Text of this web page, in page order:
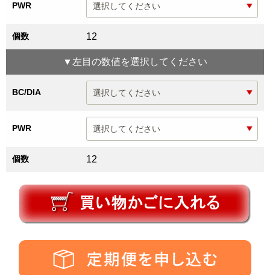
PWR
個数 12
▼ 左目 の数値を選択してください
BC/DIA
PWR
個数 12